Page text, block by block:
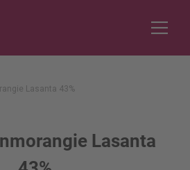
Lasanta 43%
Lasanta